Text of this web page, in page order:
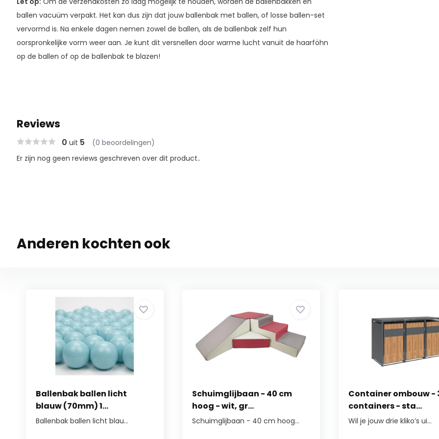
ballen vacuüm verpakt. Het kan dus zijn dat jouw ballenbak met ballen, of losse ballen-set
vervormd is. Na enkele dagen nemen zowel de ballen, als de ballenbak zelf hun
oorspronkelijke vorm weer aan. Je kunt dit versnellen door warme lucht vanuit de haarföhn
op de ballen of op de ballenbak te blazen!
Reviews
0 uit 5 (0 beoordelingen)
Er zijn nog geen reviews geschreven over dit product..
Anderen kochten ook
Ballenbak ballen licht
blauw (70mm) 1...
Ballenbak ballen licht blau...
Schuimglijbaan - 40 cm
hoog - wit, gr...
Schuimglijbaan - 40 cm hoog...
Container ombouw -
containers - sta...
Wil je jouw drie kliko’s ui...